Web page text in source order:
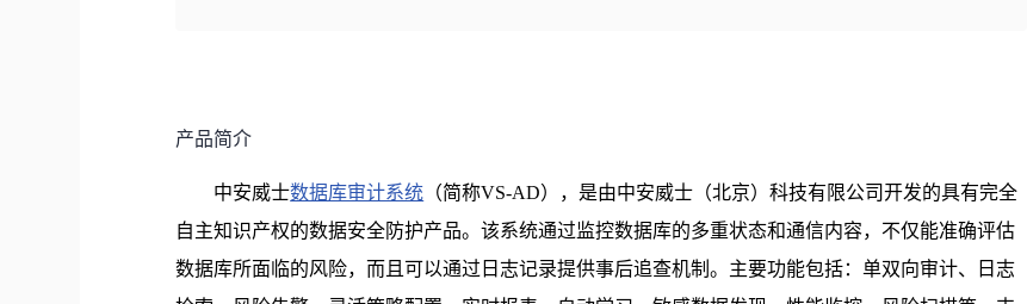
产品简介
中安威士数据库审计系统 （简称VS-AD），是由中安威士（北京）科技有限公司开发的具有完全
自主知识产权的数据安全防护产品。该系统通过监控数据库的多重状态和通信内容，不仅能准确评估
数据库所面临的风险，而且可以通过日志记录提供事后追查机制。主要功能包括：单双向审计、日志